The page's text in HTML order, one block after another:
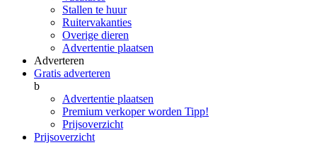
Stallen te huur
Ruitervakanties
Overige dieren
Advertentie plaatsen
Adverteren
Gratis adverteren
b
Advertentie plaatsen
Premium verkoper worden Tipp!
Prijsoverzicht
Prijsoverzicht